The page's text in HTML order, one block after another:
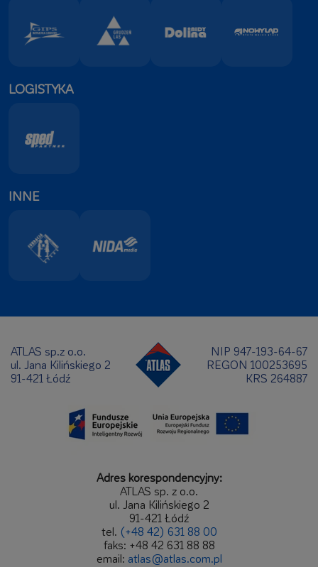
LOGISTYKA
INNE
ATLAS sp.z o.o.
ul. Jana Kilińskiego 2
91-421 Łódź
NIP 947-193-64-67
REGON 100253695
KRS 264887
Adres korespondencyjny:
ATLAS sp. z o.o.
ul. Jana Kilińskiego 2
91-421 Łódź
tel. (+48 42) 631 88 00
faks: +48 42 631 88 88
email: atlas@atlas.com.pl